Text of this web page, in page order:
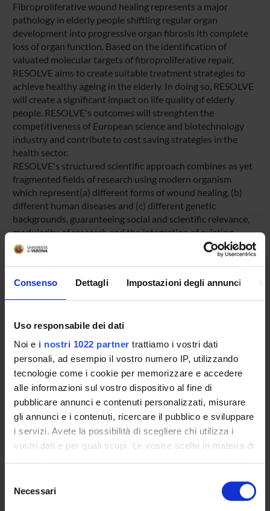
Consenso Dettagli Impostazioni degli annunci
Uso responsabile dei dati
Noi e i nostri 1022 partner trattiamo i vostri dati
personali, ad esempio il vostro numero IP, utilizzando
tecnologie come i cookie per memorizzare e accedere
alle informazioni sul vostro dispositivo al fine di
pubblicare annunci e contenuti personalizzati, misurare
gli annunci e i contenuti, ricercare il pubblico e sviluppare
i servizi. Avete la possibilità di scegliere chi utilizza i
vostri dati e per quali scopi. Le vostre scelte in materia di
modificare o revocare il proprio consenso in qualsiasi
momento dalla Dichiarazione sui cookie o facendo clic
delNecessari
Fibroproliferative wound healing represents a major
pathology in elderly people shiftling regular organ
development into progressive organ fibrosis ith complete
loss of organ function. Based on the identification of
valuated molecular targets of fibroproliferative repair,
RESOLVE aims to create suitable treatment strategies to
achieve healthy ageing in the elderly. In doing so, RESOLVE
will create a significant impact on life quality of elderly
people. RESOLVE's outcomes will strenghten the
competitiveness of European science and biotechnology
industry and contribute to cost saving strategies in the
health sector.
RESOLVE's structured scientific approach combines as yet
fragmented fields of research using modern organism
which represent(a) different forms of wound healing, (b)
different human diseases and (c) different genetic
backgrounds, guaranteeing social and scientific relevance,
modularity, of research and the integration of existing
biological knowledge, technical expertise and medical
experience. In addition sequential generation of data
relevance and leads to a stringent exploitation strategy.
The sustainable outcomes of RESOLVE's efforts will be:(A)
wound healing invarious organ (B) highly valuable
transgenic animals offering test systems for
fibroproliferative wound healing, and (C)a characterization
of compounds capable of interfering with targets involved
in fibroproliferative repair.
SPONSORS:
Funds: assigned and managed by the department
PROJECT PARTICIPANTS